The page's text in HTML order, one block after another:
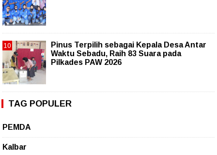
Pinus Terpilih sebagai Kepala Desa Antar
Waktu Sebadu, Raih 83 Suara pada
Pilkades PAW 2026
TAG POPULER
PEMDA
Kalbar